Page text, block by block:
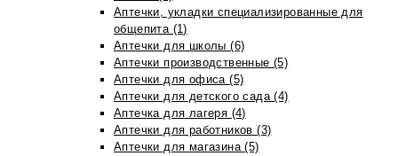
Аптечки, укладки специализированные для
общепита (1)
Аптечки для школы (6)
Аптечки производственные (5)
Аптечки для офиса (5)
Аптечки для детского сада (4)
Аптечка для лагеря (4)
Аптечки для работников (3)
Аптечки для магазина (5)